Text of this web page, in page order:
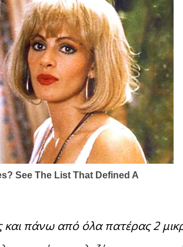
και πάνω από όλα πατέρας 2